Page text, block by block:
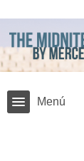
Menú